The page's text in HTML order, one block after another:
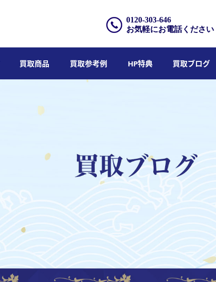
0120-303-646
お気軽にお電話ください
買取商品 買取参考例 HP特典 買取ブログ